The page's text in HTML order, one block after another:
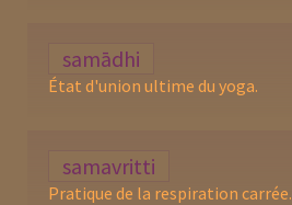
samādhi
État d'union ultime du yoga.
samavritti
Pratique de la respiration carrée.